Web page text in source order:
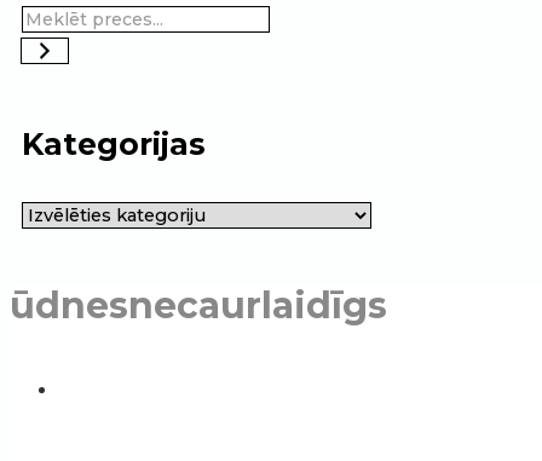
Kategorijas
ūdnesnecaurlaidīgs